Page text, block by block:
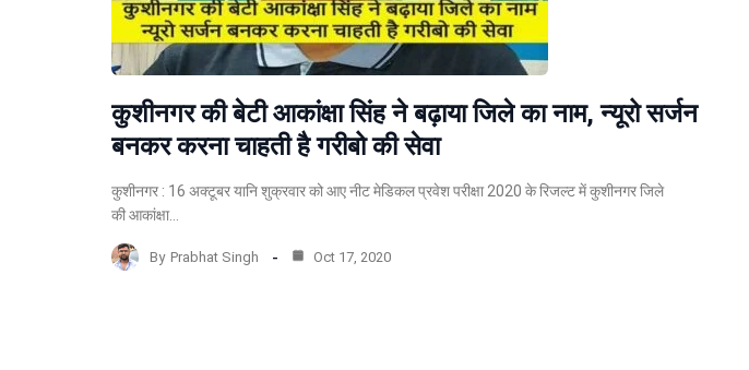
कुशीनगर की बेटी आकांक्षा सिंह ने बढ़ाया जिले का नाम, न्यूरो सर्जन
बनकर करना चाहती है गरीबो की सेवा
कुशीनगर : 16 अक्टूबर यानि शुक्रवार को आए नीट मेडिकल प्रवेश परीक्षा 2020 के रिजल्ट में कुशीनगर जिले
की आकांक्षा…
By Prabhat Singh Oct 17, 2020